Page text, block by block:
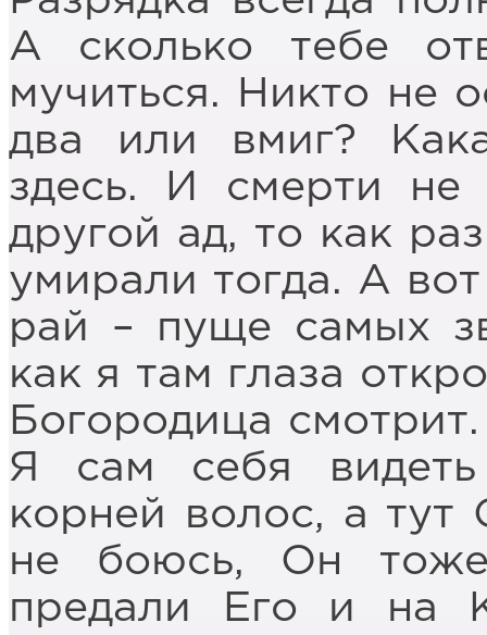
А сколько тебе
мучиться. Никто не
два или вмиг?
здесь. И смерти не
другой ад, то как
умирали тогда. А
рай – пуще самых
как я там глаза
Богородица
Я сам себя
корней волос, а тут
не боюсь, Он
предали Его и на